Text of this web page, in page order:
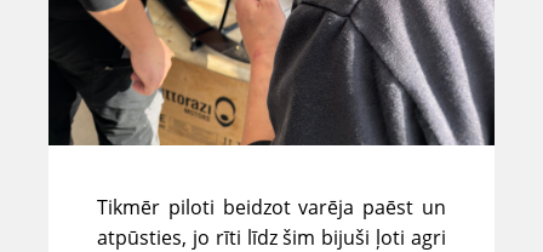
Tikmēr piloti beidzot varēja paēst un
atpūsties, jo rīti līdz šim bijuši ļoti agri